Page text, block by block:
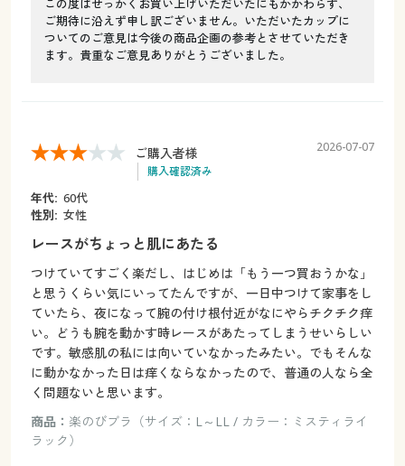
この度はせっかくお買い上げいただいたにもかかわらず、
ご期待に沿えず申し訳ございません。いただいたカップに
ついてのご意見は今後の商品企画の参考とさせていただき
ます。貴重なご意見ありがとうございました。
ご購入者様
購入確認済み
2026-07-07
年代: 60代
性別: 女性
レースがちょっと肌にあたる
つけていてすごく楽だし、はじめは「もう一つ買おうかな」
と思うくらい気にいってたんですが、一日中つけて家事をし
ていたら、夜になって腕の付け根付近がなにやらチクチク痒
い。どうも腕を動かす時レースがあたってしまうせいらしい
です。敏感肌の私には向いていなかったみたい。でもそんな
に動かなかった日は痒くならなかったので、普通の人なら全
く問題ないと思います。
商品： 楽のびブラ（サイズ：L～LL / カラー：ミスティライ
ラック）